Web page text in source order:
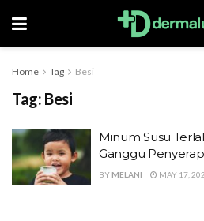
Home Tag Besi
Tag: Besi
Minum Susu
Ganggu
BY MELANI MAY 17,